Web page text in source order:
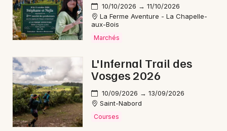
70 - Haute-Saône
Choisir mes départements
Mon email
Je m'abonne
10/10/2026 → 11/10/2026
La Ferme Aventure - La Chapelle-
aux-Bois
Marchés
L'Infernal Trail des
Vosges 2026
10/09/2026 → 13/09/2026
Saint-Nabord
Courses